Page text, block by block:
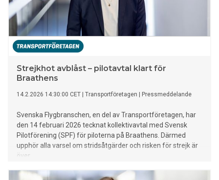
Strejkhot avblåst – pilotavtal klart för
Braathens
14.2.2026 14:30:00 CET Transportföretagen Pressmeddelande
Svenska Flygbranschen, en del av Transportföretagen, har
den 14 februari 2026 tecknat kollektivavtal med Svensk
Pilotförening (SPF) för piloterna på Braathens. Därmed
upphör alla varsel om stridsåtgärder och risken för strejk är
över.